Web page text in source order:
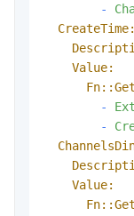
-
CreateTime:
Value:
-
-
Value: